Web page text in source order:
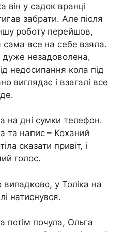
він у садок вранці
забрати. Але після
роботу перейшов,
сама все на себе взяла.
незадоволена,
недосипання кола під
виглядає і взагалі все
на дні сумки телефон.
та напис – Коханий
сказати привіт, і
голос.
випадково, у Толіка на
натиснувся.
потім почула, Ольга